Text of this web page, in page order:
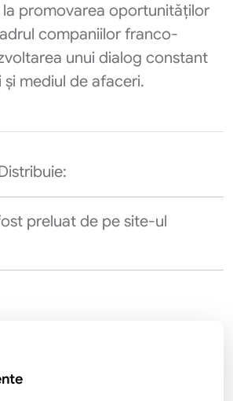
promovarea oportunităților
companiilor franco-
unui dialog constant
mediul de afaceri.
preluat de pe site-ul